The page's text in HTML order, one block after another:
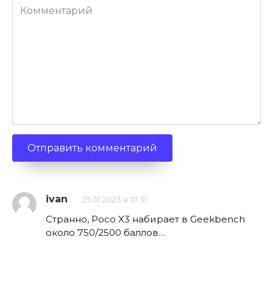
Комментарий
ivan 25.01.2023 в 10:31
Странно, Poco X3 набирает в Geekbench
около 750/2500 баллов…